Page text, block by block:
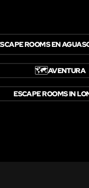
ROOMS EN
🗺️AVENTURA
ESCAPE ROOMS IN